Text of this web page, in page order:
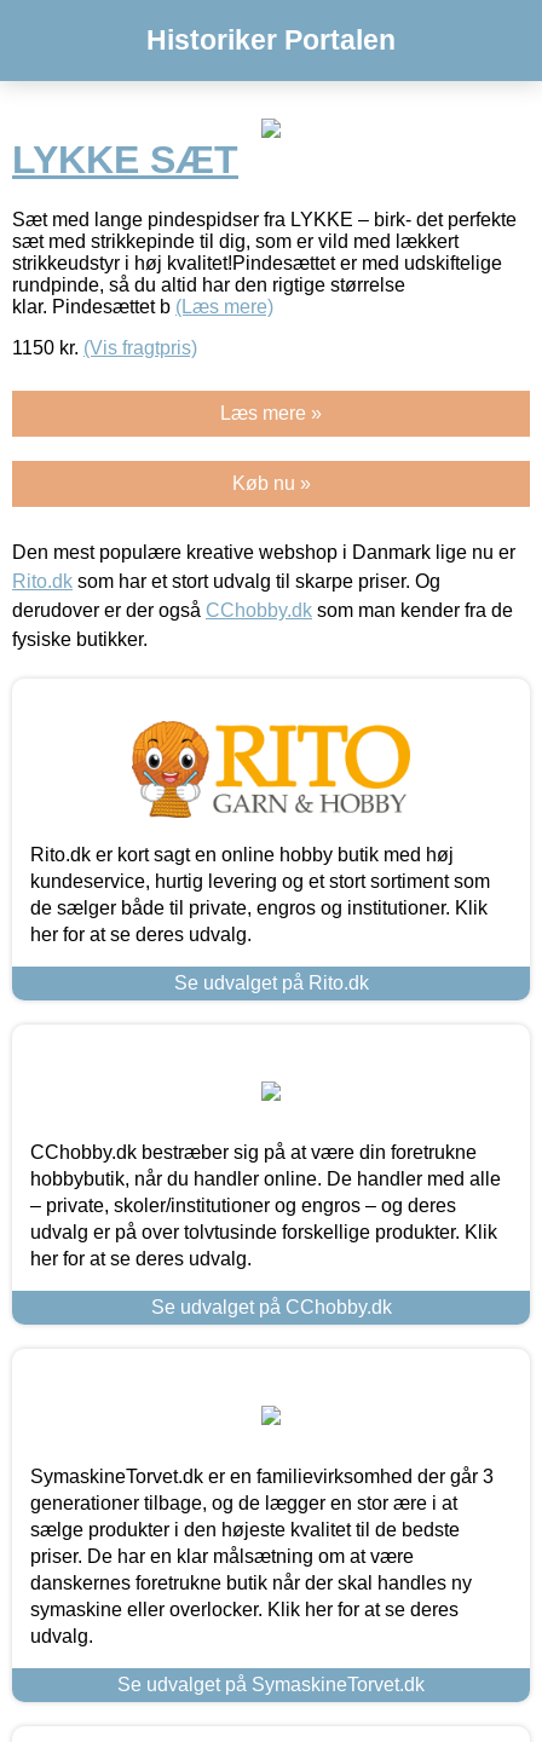
Historiker Portalen
LYKKE SÆT
Sæt med lange pindespidser fra LYKKE – birk- det perfekte
sæt med strikkepinde til dig, som er vild med lækkert
strikkeudstyr i høj kvalitet!Pindesættet er med udskiftelige
rundpinde, så du altid har den rigtige størrelse
klar. Pindesættet b (Læs mere)
1150 kr. (Vis fragtpris)
Læs mere »
Køb nu »
Den mest populære kreative webshop i Danmark lige nu er
Rito.dk som har et stort udvalg til skarpe priser. Og
derudover er der også CChobby.dk som man kender fra de
fysiske butikker.
Rito.dk er kort sagt en online hobby butik med høj
kundeservice, hurtig levering og et stort sortiment som
de sælger både til private, engros og institutioner. Klik
her for at se deres udvalg.
Se udvalget på Rito.dk
CChobby.dk bestræber sig på at være din foretrukne
hobbybutik, når du handler online. De handler med alle
– private, skoler/institutioner og engros – og deres
udvalg er på over tolvtusinde forskellige produkter. Klik
her for at se deres udvalg.
Se udvalget på CChobby.dk
SymaskineTorvet.dk er en familievirksomhed der går 3
generationer tilbage, og de lægger en stor ære i at
sælge produkter i den højeste kvalitet til de bedste
priser. De har en klar målsætning om at være
danskernes foretrukne butik når der skal handles ny
symaskine eller overlocker. Klik her for at se deres
udvalg.
Se udvalget på SymaskineTorvet.dk